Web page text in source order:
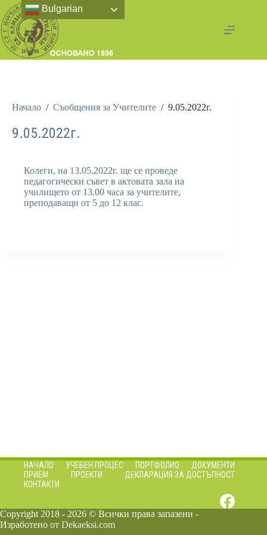
Начало / Съобщения за Учителите / 9.05.2022г.
9.05.2022г.
Колеги, на 13.05.2022г. ще се проведе
педагогически съвет в актовата зала на
училището от 13.00 часа за учителите,
преподаващи от 5 до 12 клас.
НАЧАЛО УЧЕБЕН ПРОЦЕС ПОРТФОЛИО
ДОКУМЕНТИ
ПРИЕМ
ПРОЕКТИ
ДЕКЛАРАЦИЯ ЗА ДОСТЪПНОСТ
КОНТАКТИ
Copyright 2018 - 2026 © Всички права запазени -
Изработено от Dekaeksi.com
Bulgarian